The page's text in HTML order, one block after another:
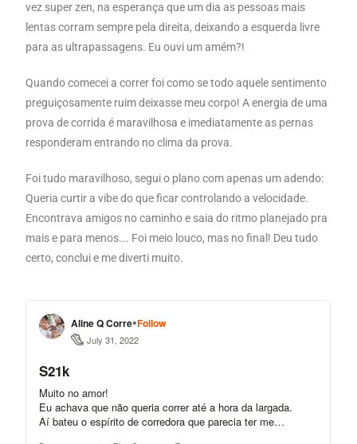
vez super zen, na esperança que um dia as pessoas mais
lentas corram sempre pela direita, deixando a esquerda livre
para as ultrapassagens. Eu ouvi um amém?!
Quando comecei a correr foi como se todo aquele sentimento
preguiçosamente ruim deixasse meu corpo! A energia de uma
prova de corrida é maravilhosa e imediatamente as pernas
responderam entrando no clima da prova.
Foi tudo maravilhoso, segui o plano com apenas um adendo:
Queria curtir a vibe do que ficar controlando a velocidade.
Encontrava amigos no caminho e saia do ritmo planejado pra
mais e para menos…. Foi meio louco, mas no final! Deu tudo
certo, conclui e me diverti muito.